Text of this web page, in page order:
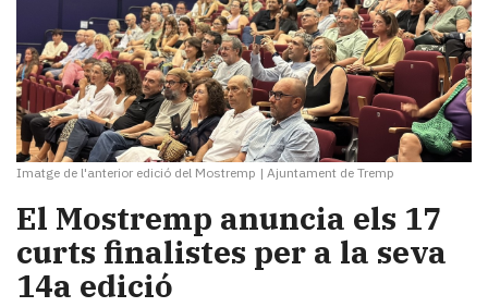
Imatge de l'anterior edició del Mostremp | Ajuntament de Tremp
El Mostremp anuncia els 17
curts finalistes per a la seva
14a edició